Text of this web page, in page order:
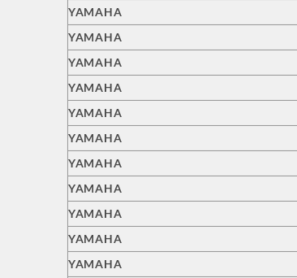
YAMAHA
YAMAHA
YAMAHA
YAMAHA
YAMAHA
YAMAHA
YAMAHA
YAMAHA
YAMAHA
YAMAHA
YAMAHA